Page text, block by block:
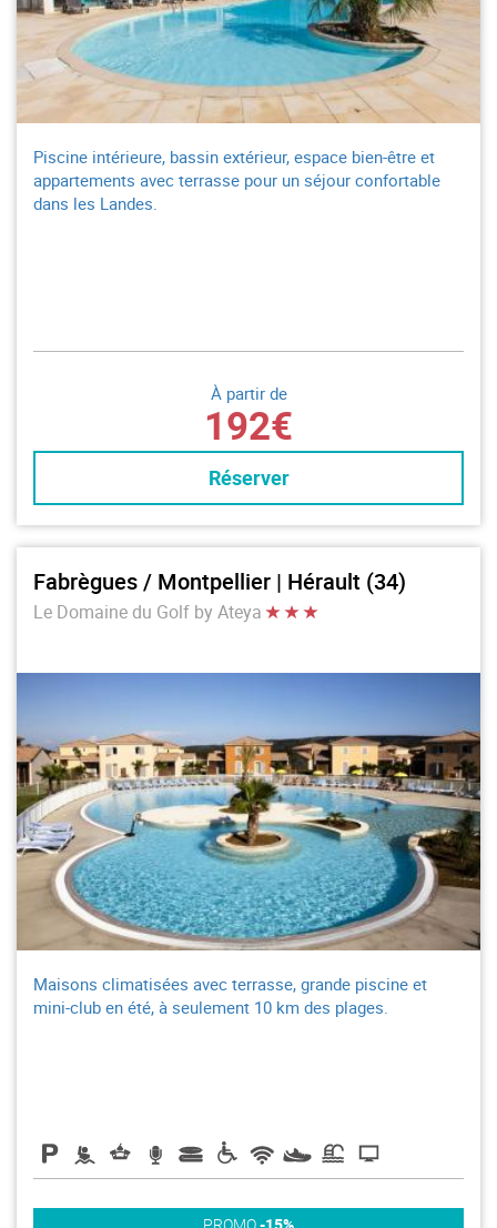
Piscine intérieure, bassin extérieur, espace bien-être et
appartements avec terrasse pour un séjour confortable
dans les Landes.
À partir de
192€
Réserver
Fabrègues / Montpellier | Hérault (34)
Le Domaine du Golf by Ateya
Maisons climatisées avec terrasse, grande piscine et
mini-club en été, à seulement 10 km des plages.